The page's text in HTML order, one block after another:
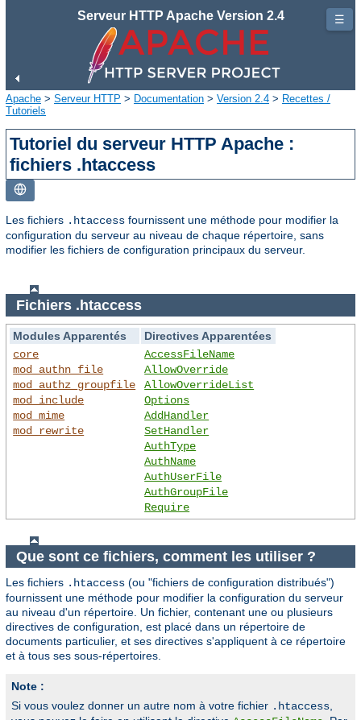
Serveur HTTP Apache Version 2.4
Apache > Serveur HTTP > Documentation > Version 2.4 > Recettes /
Tutoriels
Tutoriel du serveur HTTP Apache :
fichiers .htaccess
Les fichiers .htaccess fournissent une méthode pour modifier la
configuration du serveur au niveau de chaque répertoire, sans
modifier les fichiers de configuration principaux du serveur.
Fichiers .htaccess
Modules Apparentés
Directives Apparentées
core
mod_authn_file
mod_authz_groupfile
mod_include
mod_mime
mod_rewrite
AccessFileName
AllowOverride
AllowOverrideList
Options
AddHandler
SetHandler
AuthType
AuthName
AuthUserFile
AuthGroupFile
Require
Que sont ce fichiers, comment les utiliser ?
Les fichiers .htaccess (ou "fichiers de configuration distribués")
fournissent une méthode pour modifier la configuration du serveur
au niveau d'un répertoire. Un fichier, contenant une ou plusieurs
directives de configuration, est placé dans un répertoire de
documents particulier, et ses directives s'appliquent à ce répertoire
et à tous ses sous-répertoires.
Note :
Si vous voulez donner un autre nom à votre fichier .htaccess,
☰